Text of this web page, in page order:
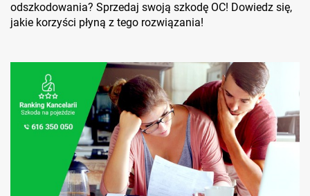
odszkodowania? Sprzedaj swoją szkodę OC! Dowiedz się,
jakie korzyści płyną z tego rozwiązania!